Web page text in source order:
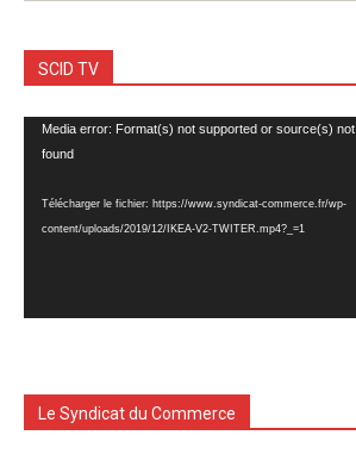
SCID TV
Lecteur
vidéo
Media error: Format(s) not supported or source(s) not
found
Télécharger le fichier: https://www.syndicat-commerce.fr/wp-
content/uploads/2019/12/IKEA-V2-TWITER.mp4?_=1
Le Syndicat du Commerce